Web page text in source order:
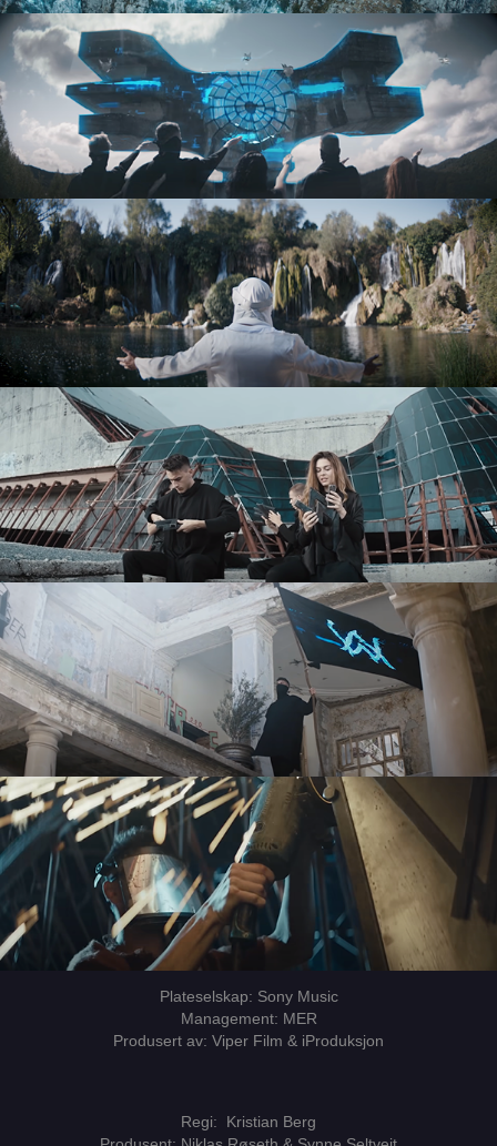
Plateselskap: Sony Music
Management: MER
Produsert av: Viper Film & iProduksjon
Regi: Kristian Berg